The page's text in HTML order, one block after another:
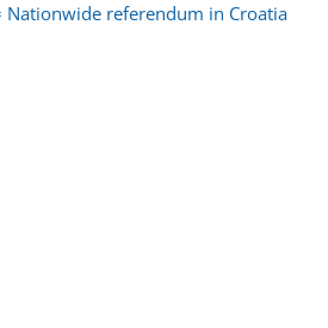
referendum in Croatia